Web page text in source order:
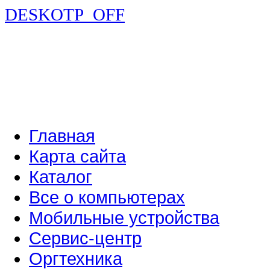
DESKOTP_OFF
Главная
Карта сайта
Каталог
Все о компьютерах
Мобильные устройства
Сервис-центр
Оргтехника